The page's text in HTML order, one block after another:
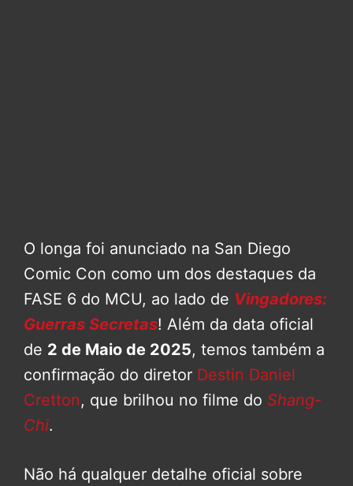
O longa foi anunciado na San Diego
Comic Con como um dos destaques da
FASE 6 do MCU, ao lado de Vingadores:
Guerras Secretas! Além da data oficial
de 2 de Maio de 2025, temos também a
confirmação do diretor Destin Daniel
Cretton, que brilhou no filme do Shang-
Chi.
Não há qualquer detalhe oficial sobre